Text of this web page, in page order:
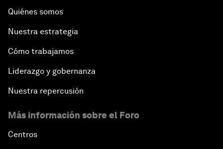
Quiénes somos
Nuestra estrategia
Cómo trabajamos
Liderazgo y gobernanza
Nuestra repercusión
Más información sobre el Foro
Centros